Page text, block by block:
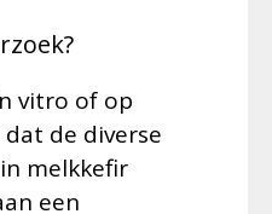
vitro of op
de diverse
melkkefir
een